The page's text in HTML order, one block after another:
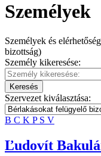
Személyek
Személyek és
bizottság)
Személy kikeresése:
Keresés
Szervezet kiválasztása:
B C K P S V
Ľudovít